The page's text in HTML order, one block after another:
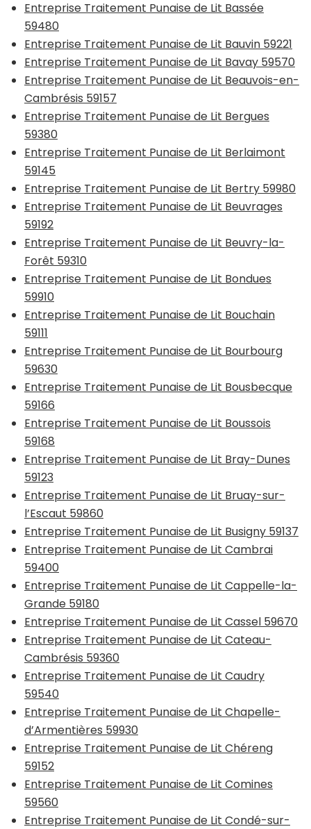
Entreprise Traitement Punaise de Lit Bassée
59480
Entreprise Traitement Punaise de Lit Bauvin 59221
Entreprise Traitement Punaise de Lit Bavay 59570
Entreprise Traitement Punaise de Lit Beauvois-en-
Cambrésis 59157
Entreprise Traitement Punaise de Lit Bergues
59380
Entreprise Traitement Punaise de Lit Berlaimont
59145
Entreprise Traitement Punaise de Lit Bertry 59980
Entreprise Traitement Punaise de Lit Beuvrages
59192
Entreprise Traitement Punaise de Lit Beuvry-la-
Forêt 59310
Entreprise Traitement Punaise de Lit Bondues
59910
Entreprise Traitement Punaise de Lit Bouchain
59111
Entreprise Traitement Punaise de Lit Bourbourg
59630
Entreprise Traitement Punaise de Lit Bousbecque
59166
Entreprise Traitement Punaise de Lit Boussois
59168
Entreprise Traitement Punaise de Lit Bray-Dunes
59123
Entreprise Traitement Punaise de Lit Bruay-sur-
l’Escaut 59860
Entreprise Traitement Punaise de Lit Busigny 59137
Entreprise Traitement Punaise de Lit Cambrai
59400
Entreprise Traitement Punaise de Lit Cappelle-la-
Grande 59180
Entreprise Traitement Punaise de Lit Cassel 59670
Entreprise Traitement Punaise de Lit Cateau-
Cambrésis 59360
Entreprise Traitement Punaise de Lit Caudry
59540
Entreprise Traitement Punaise de Lit Chapelle-
d’Armentières 59930
Entreprise Traitement Punaise de Lit Chéreng
59152
Entreprise Traitement Punaise de Lit Comines
59560
Entreprise Traitement Punaise de Lit Condé-sur-